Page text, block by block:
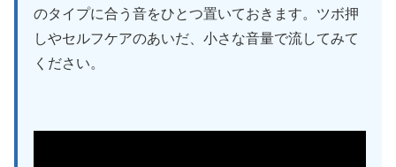
のタイプに合う音をひとつ置いておきます。ツボ押
しやセルフケアのあいだ、小さな音量で流してみて
ください。